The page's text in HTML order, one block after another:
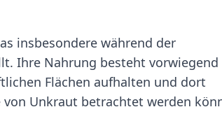
insbesondere während der
Ihre Nahrung besteht vorwiegend
Flächen aufhalten und dort
Unkraut betrachtet werden